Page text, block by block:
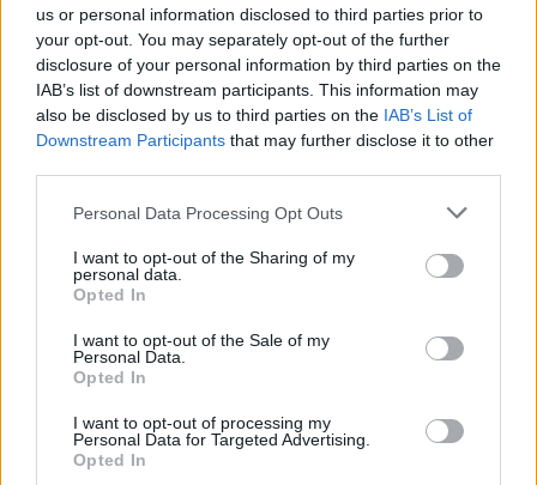
us or personal information disclosed to third parties prior to
your opt-out. You may separately opt-out of the further
disclosure of your personal information by third parties on the
IAB’s list of downstream participants. This information may
also be disclosed by us to third parties on the IAB’s List of
Downstream Participants that may further disclose it to other
Personal Data Processing Opt Outs
I want to opt-out of the Sharing of my
personal data.
Opted In
I want to opt-out of the Sale of my
Personal Data.
Opted In
I want to opt-out of processing my
Personal Data for Targeted Advertising.
Opted In
Visi įrašai
Žiūrimiausi įrašai
00:00:49
Pateikė daugiau detalių apie iš tėvų paimtus šešis
Žinios | Lietuvos diena
00:00:30
Vaizdai iš tragiškos avarijos Vilniaus r.: dviejų moterų ir
vaiko gyvybių išgelbėti nepavyko
Žinios | Lietuvos diena